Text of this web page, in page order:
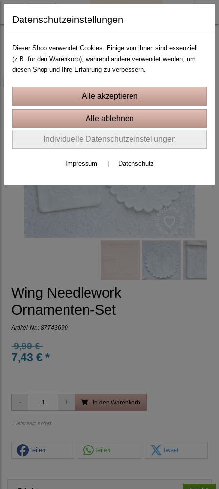
10x10 Rahmen
Wing Needlework
Ornamenten-Set
Artikel-Nr.: 87743690
9,90 €
7,43 € *
in den Warenkorb
Lieferzeit: sofort
teilen teilen tweet
Datenschutzeinstellungen
Dieser Shop verwendet Cookies. Einige von ihnen sind essenziell
(z.B. für den Warenkorb), während andere verwendet werden, um
diesen Shop und Ihre Erfahrung zu verbessern.
Individuelle Datenschutzeinstellungen
Impressum Datenschutz